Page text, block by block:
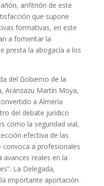
anfitrión de este
que supone
formativas, en este
a fomentar la
presta la abogacía a los
del Gobierno de la
Aránzazu Martín Moya,
a Almería
del debate jurídico
como la seguridad vial,
efectiva de las
a profesionales
avances reales en la
La Delegada,
importante aportación